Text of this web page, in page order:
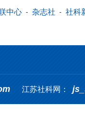
中心 - 杂志社 - 社科
江苏社科网：